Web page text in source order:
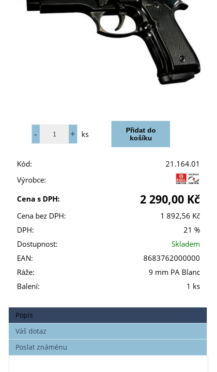
ks
Kód:
21.164.01
Výrobce:
Cena s DPH:
2 290,00 Kč
Cena bez DPH:
1 892,56 Kč
DPH:
21 %
Dostupnost:
Skladem
EAN:
8683762000000
Ráže:
9 mm PA Blanc
Balení:
1 ks
Popis
Váš dotaz
Poslat známénu